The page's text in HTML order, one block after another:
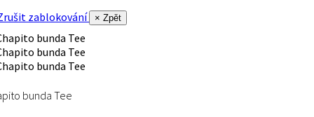
zablokování
× Zpět
bunda Tee